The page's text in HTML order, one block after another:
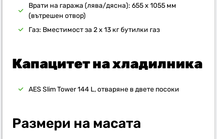
Врати на гаража (лява/дясна): 655 x 1055 мм
(вътрешен отвор)
Газ: Вместимост за 2 х 13 кг бутилки газ
Капацитет на хладилника
AES Slim Tower 144 L, отваряне в двете посоки
Размери на масата